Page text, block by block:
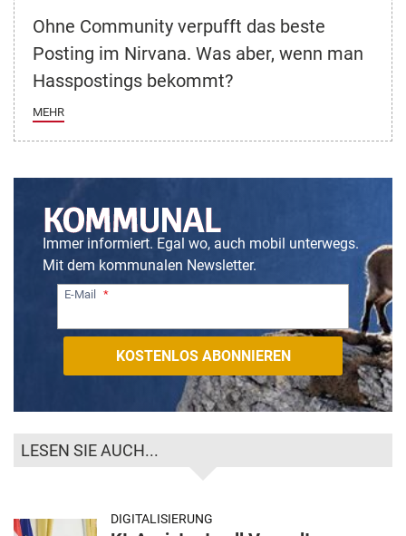
Ohne Community verpufft das beste
Posting im Nirvana. Was aber, wenn man
Hasspostings bekommt?
MEHR
Immer informiert. Egal wo, auch mobil unterwegs.
Mit dem kommunalen Newsletter.
E-Mail
LESEN SIE AUCH...
DIGITALISIERUNG